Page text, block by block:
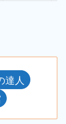
達人